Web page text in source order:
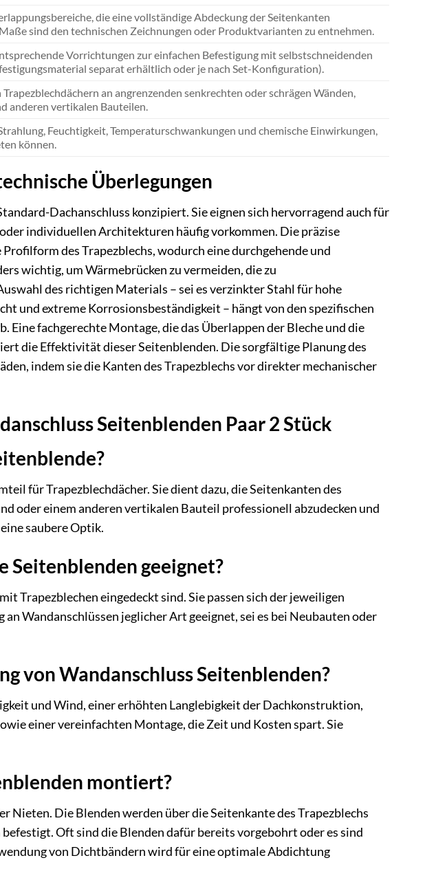
die eine vollständige Abdeckung der Seitenkanten
sind den technischen Zeichnungen oder Produktvarianten zu entnehmen.
Vorrichtungen zur einfachen Befestigung mit selbstschneidenden
separat erhältlich oder je nach Set-Konfiguration).
an angrenzenden senkrechten oder schrägen Wänden,
anderen vertikalen Bauteilen.
Feuchtigkeit, Temperaturschwankungen und chemische Einwirkungen,
können.
Überlegungen
Dachanschluss konzipiert. Sie eignen sich hervorragend auch für
individuellen Architekturen häufig vorkommen. Die präzise
des Trapezblechs, wodurch eine durchgehende und
wichtig, um Wärmebrücken zu vermeiden, die zu
des richtigen Materials – sei es verzinkter Stahl für hohe
und extreme Korrosionsbeständigkeit – hängt von den spezifischen
fachgerechte Montage, die das Überlappen der Bleche und die
die Effektivität dieser Seitenblenden. Die sorgfältige Planung des
indem sie die Kanten des Trapezblechs vor direkter mechanischer
Seitenblenden Paar 2 Stück
für Trapezblechdächer. Sie dient dazu, die Seitenkanten des
oder einem anderen vertikalen Bauteil professionell abzudecken und
saubere Optik.
Seitenblenden geeignet?
Trapezblechen eingedeckt sind. Sie passen sich der jeweiligen
Wandanschlüssen jeglicher Art geeignet, sei es bei Neubauten oder
von Wandanschluss Seitenblenden?
und Wind, einer erhöhten Langlebigkeit der Dachkonstruktion,
einer vereinfachten Montage, die Zeit und Kosten spart. Sie
montiert?
Die Blenden werden über die Seitenkante des Trapezblechs
Oft sind die Blenden dafür bereits vorgebohrt oder es sind
von Dichtbändern wird für eine optimale Abdichtung